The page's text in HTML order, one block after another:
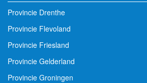
Provincie Drenthe
Provincie Flevoland
Provincie Friesland
Provincie Gelderland
Provincie Groningen